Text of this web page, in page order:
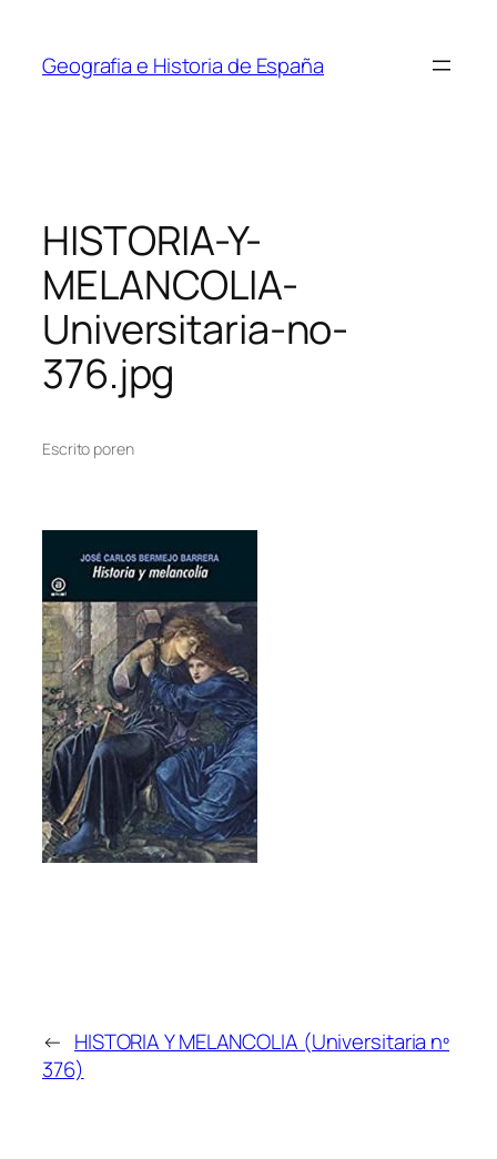
contenido
Geografia e Historia de España
HISTORIA-Y-
MELANCOLIA-
Universitaria-no-
376.jpg
Escrito poren
← HISTORIA Y MELANCOLIA (Universitaria nº
376)